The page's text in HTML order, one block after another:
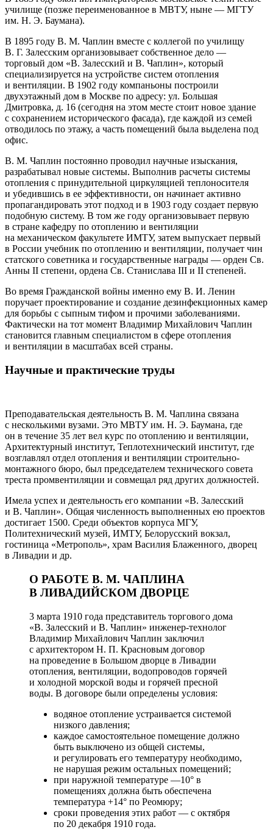
училище (позже переименованное в МВТУ, ныне — МГТУ
им. Н. Э. Баумана).
В 1895 году В. М. Чаплин вместе с коллегой по училищу
В. Г. Залесским организовывает собственное дело —
торговый дом «В. Залесский и В. Чаплин», который
специализируется на устройстве систем отопления
и вентиляции. В 1902 году компаньоны построили
двухэтажный дом в Москве по адресу: ул. Большая
Дмитровка, д. 16 (сегодня на этом месте стоит новое здание
с сохранением исторического фасада), где каждой из семей
отводилось по этажу, а часть помещений была выделена под
офис.
В. М. Чаплин постоянно проводил научные изыскания,
разрабатывал новые системы. Выполнив расчеты системы
отопления с принудительной циркуляцией теплоносителя
и убедившись в ее эффективности, он начинает активно
пропагандировать этот подход и в 1903 году создает первую
подобную систему. В том же году организовывает первую
в стране кафедру по отоплению и вентиляции
на механическом факультете ИМТУ, затем выпускает первый
в России учебник по отоплению и вентиляции, получает чин
статского советника и государственные награды — орден Св.
Анны II степени, ордена Св. Станислава III и II степеней.
Во время Гражданской войны именно ему В. И. Ленин
поручает проектирование и создание дезинфекционных камер
для борьбы с сыпным тифом и прочими заболеваниями.
Фактически на тот момент Владимир Михайлович Чаплин
становится главным специалистом в сфере отопления
и вентиляции в масштабах всей страны.
Научные и практические труды
Преподавательская деятельность В. М. Чаплина связана
с несколькими вузами. Это МВТУ им. Н. Э. Баумана, где
он в течение 35 лет вел курс по отоплению и вентиляции,
Архитектурный институт, Теплотехнический институт, где
возглавлял отдел отопления и вентиляции строительно-
монтажного бюро, был председателем технического совета
треста промвентиляции и совмещал ряд других должностей.
Имела успех и деятельность его компании «В. Залесский
и В. Чаплин». Общая численность выполненных ею проектов
достигает 1500. Среди объектов корпуса МГУ,
Политехнический музей, ИМТУ, Белорусский вокзал,
гостиница «Метрополь», храм Василия Блаженного, дворец
в Ливадии и др.
О РАБОТЕ В. М. ЧАПЛИНА
В ЛИВАДИЙСКОМ ДВОРЦЕ
3 марта 1910 года представитель торгового дома
«В. Залесский и В. Чаплин» инженер-технолог
Владимир Михайлович Чаплин заключил
с архитектором Н. П. Красновым договор
на проведение в Большом дворце в Ливадии
отопления, вентиляции, водопроводов горячей
и холодной морской воды и горячей пресной
воды. В договоре были определены условия:
водяное отопление устраивается системой
низкого давления;
каждое самостоятельное помещение должно
быть выключено из общей системы,
и регулировать его температуру необходимо,
не нарушая режим остальных помещений;
при наружной температуре —10° в
помещениях должна быть обеспечена
температура +14° по Реомюру;
сроки проведения этих работ — с октября
по 20 декабря 1910 года.